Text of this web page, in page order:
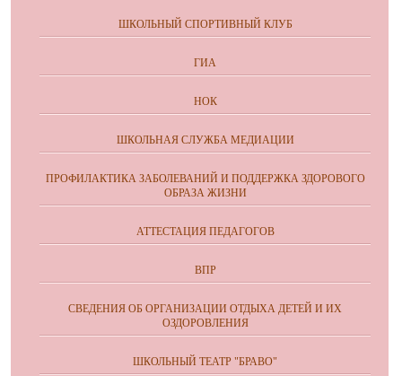
ШКОЛЬНЫЙ СПОРТИВНЫЙ КЛУБ
ГИА
НОК
ШКОЛЬНАЯ СЛУЖБА МЕДИАЦИИ
ПРОФИЛАКТИКА ЗАБОЛЕВАНИЙ И ПОДДЕРЖКА ЗДОРОВОГО
ОБРАЗА ЖИЗНИ
АТТЕСТАЦИЯ ПЕДАГОГОВ
ВПР
СВЕДЕНИЯ ОБ ОРГАНИЗАЦИИ ОТДЫХА ДЕТЕЙ И ИХ
ОЗДОРОВЛЕНИЯ
ШКОЛЬНЫЙ ТЕАТР "БРАВО"